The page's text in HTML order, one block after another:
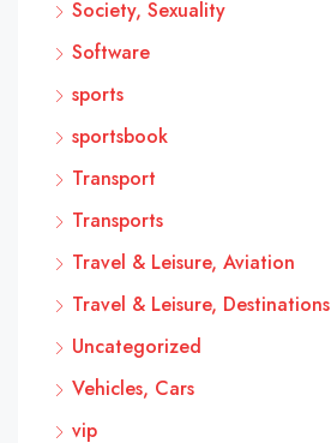
Society, Sexuality
Software
sports
sportsbook
Transport
Transports
Travel & Leisure, Aviation
Travel & Leisure, Destinations
Uncategorized
Vehicles, Cars
vip